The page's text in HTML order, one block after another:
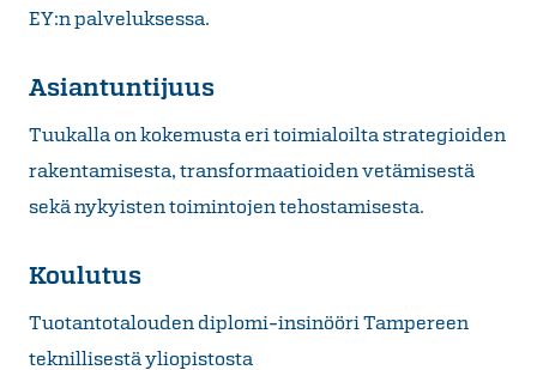
EY:n palveluksessa.
Asiantuntijuus
Tuukalla on kokemusta eri toimialoilta strategioiden
rakentamisesta, transformaatioiden vetämisestä
sekä nykyisten toimintojen tehostamisesta.
Koulutus
Tuotantotalouden diplomi-insinööri Tampereen
teknillisestä yliopistosta